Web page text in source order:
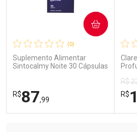
Comprar sem Desconto
Por R$ 41,99/cada
Comprar sem Desconto
Por R$ 41,99/cada
(0)
Suplemento Alimentar
Sintocalmy Noite 30 Cápsulas
R$87,99
COMPRAR
R$
R$